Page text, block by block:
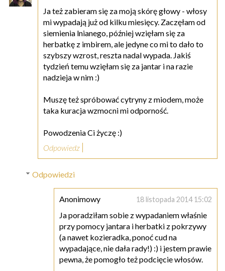
Ja też zabieram się za moją skórę głowy - włosy
mi wypadają już od kilku miesięcy. Zaczęłam od
siemienia lnianego, później wzięłam się za
herbatkę z imbirem, ale jedyne co mi to dało to
szybszy wzrost, reszta nadal wypada. Jakiś
tydzień temu wzięłam się za jantar i na razie
nadzieja w nim :)
Muszę też spróbować cytryny z miodem, może
taka kuracja wzmocni mi odporność.
Powodzenia Ci życzę :)
Odpowiedz
Odpowiedzi
Anonimowy 18 listopada 2014 15:02
Ja poradziłam sobie z wypadaniem właśnie
przy pomocy jantara i herbatki z pokrzywy
(a nawet kozieradka, ponoć cud na
wypadające, nie dała rady!) :) i jestem prawie
pewna, że pomogło też podcięcie włosów.